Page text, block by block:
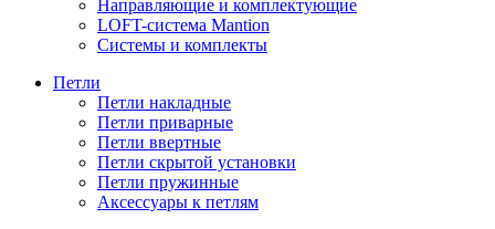
Направляющие и комплектующие
LOFT-cистема Mantion
Системы и комплекты
Петли
Петли накладные
Петли приварные
Петли ввертные
Петли скрытой установки
Петли пружинные
Аксессуары к петлям